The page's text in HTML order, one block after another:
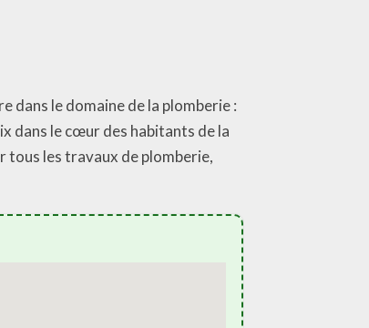
dans le domaine de la plomberie :
dans le cœur des habitants de la
tous les travaux de plomberie,